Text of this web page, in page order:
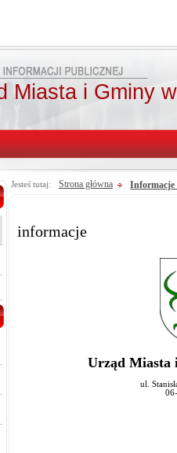
Miasta i Gminy
Jesteś tutaj: Strona główna Informacje
informacje
Urząd
ul.